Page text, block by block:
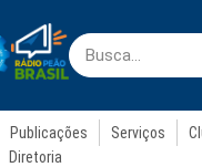
Publicações Serviços
Diretoria